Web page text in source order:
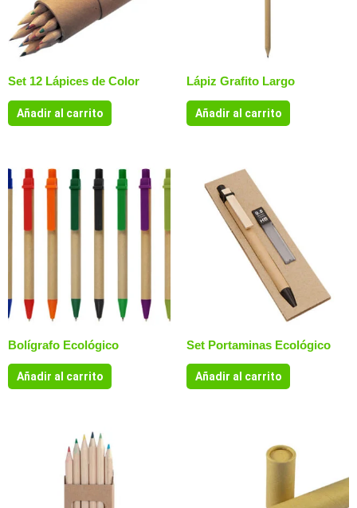
Set 12 Lápices de Color
Añadir al carrito
Lápiz Grafito Largo
Añadir al carrito
Bolígrafo Ecológico
Añadir al carrito
Set Portaminas Ecológico
Añadir al carrito